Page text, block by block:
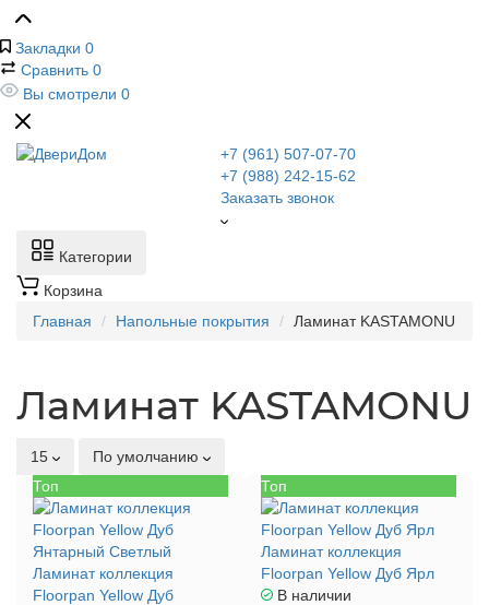
Закладки 0
Сравнить 0
Вы смотрели 0
+7 (961) 507-07-70
+7 (988) 242-15-62
Заказать звонок
Категории
Корзина
Главная
Напольные покрытия Ламинат KASTAMONU
Ламинат KASTAMONU
15
По умолчанию
Топ
Ламинат коллекция
Floorpan Yellow Дуб
Топ
Ламинат коллекция
Floorpan Yellow Дуб Ярл
В наличии